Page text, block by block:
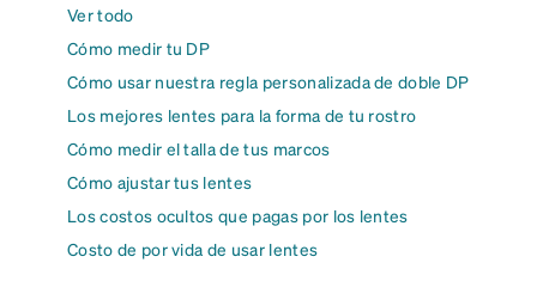
Ver todo
Cómo medir tu DP
Cómo usar nuestra regla personalizada de doble DP
Los mejores lentes para la forma de tu rostro
Cómo medir el talla de tus marcos
Cómo ajustar tus lentes
Los costos ocultos que pagas por los lentes
Costo de por vida de usar lentes